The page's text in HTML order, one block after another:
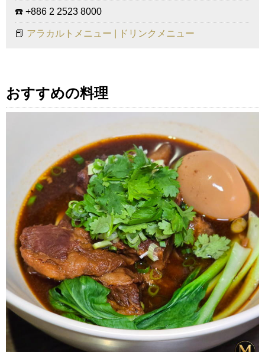
☎️ +886 2 2523 8000
📕 アラカルトメニュー | ドリンクメニュー
おすすめの料理